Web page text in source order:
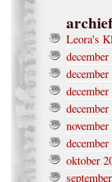
Leora's
december
oktober